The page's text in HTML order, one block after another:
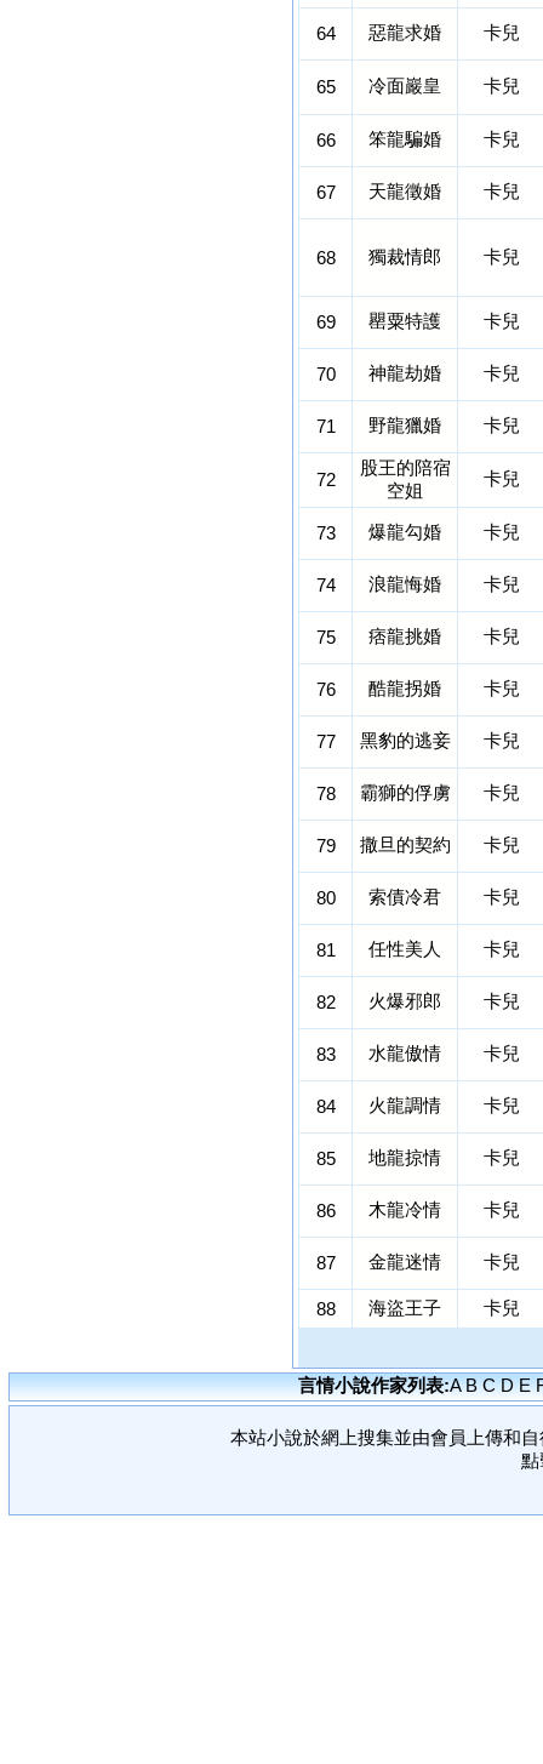
64 惡龍求婚 卡兒
65 冷面巖皇 卡兒
66 笨龍騙婚 卡兒
67 天龍徵婚 卡兒
68 獨裁情郎 卡兒
69 罌粟特護 卡兒
70 神龍劫婚 卡兒
71 野龍獵婚 卡兒
72
股王的陪宿
空姐
卡兒
73 爆龍勾婚 卡兒
74 浪龍悔婚 卡兒
75 痞龍挑婚 卡兒
76 酷龍拐婚 卡兒
77 黑豹的逃妾 卡兒
78 霸獅的俘虜 卡兒
79 撒旦的契約 卡兒
80 索債冷君 卡兒
81 任性美人 卡兒
82 火爆邪郎 卡兒
83 水龍傲情 卡兒
84 火龍調情 卡兒
85 地龍掠情 卡兒
86 木龍冷情 卡兒
87 金龍迷情 卡兒
88 海盜王子 卡兒
言情小說作家列表:A B C D E
本站小說於網上搜集並由會員上傳和
點